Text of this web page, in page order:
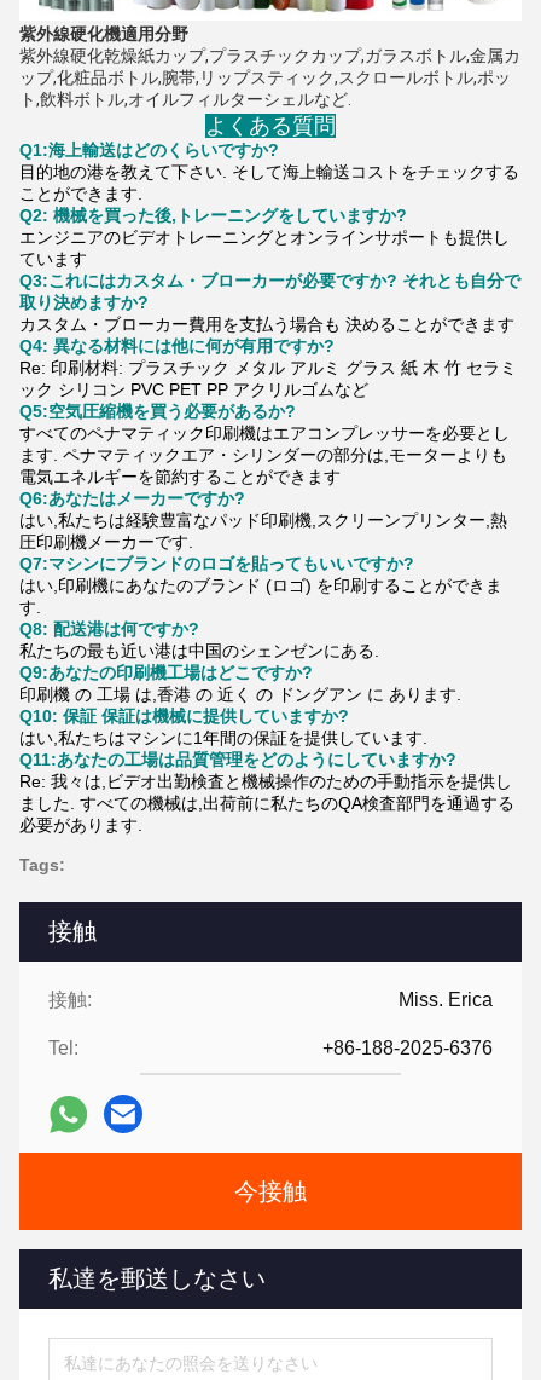
接触
接触: Miss. Erica
Tel: +86-188-2025-6376
今接触
私達を郵送しなさい
紫外線硬化機適用分野
紫外線硬化乾燥紙カップ,プラスチックカップ,ガラスボトル,金属カ
ップ,化粧品ボトル,腕帯,リップスティック,スクロールボトル,ポッ
ト,飲料ボトル,オイルフィルターシェルなど.
よくある質問
Q1:海上輸送はどのくらいですか?
目的地の港を教えて下さい. そして海上輸送コストをチェックする
ことができます.
Q2: 機械を買った後,トレーニングをしていますか?
エンジニアのビデオトレーニングとオンラインサポートも提供し
ています
Q3:これにはカスタム・ブローカーが必要ですか? それとも自分で
取り決めますか?
カスタム・ブローカー費用を支払う場合も 決めることができます
Q4: 異なる材料には他に何が有用ですか?
Re: 印刷材料: プラスチック メタル アルミ グラス 紙 木 竹 セラミ
ック シリコン PVC PET PP アクリルゴムなど
Q5:空気圧縮機を買う必要があるか?
すべてのペナマティック印刷機はエアコンプレッサーを必要とし
ます. ペナマティックエア・シリンダーの部分は,モーターよりも
電気エネルギーを節約することができます
Q6:あなたはメーカーですか?
はい,私たちは経験豊富なパッド印刷機,スクリーンプリンター,熱
圧印刷機メーカーです.
Q7:マシンにブランドのロゴを貼ってもいいですか?
はい,印刷機にあなたのブランド (ロゴ) を印刷することができま
す.
Q8: 配送港は何ですか?
私たちの最も近い港は中国のシェンゼンにある.
Q9:あなたの印刷機工場はどこですか?
印刷機 の 工場 は,香港 の 近く の ドングアン に あります.
Q10: 保証 保証は機械に提供していますか?
はい,私たちはマシンに1年間の保証を提供しています.
Q11:あなたの工場は品質管理をどのようにしていますか?
Re: 我々は,ビデオ出勤検査と機械操作のための手動指示を提供し
ました. すべての機械は,出荷前に私たちのQA検査部門を通過する
必要があります.
Tags: